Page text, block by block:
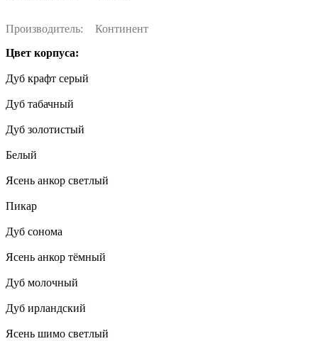
Производитель:
Континент
Цвет корпуса:
Дуб крафт серый
Дуб табачный
Дуб золотистый
Белый
Ясень анкор светлый
Пикар
Дуб сонома
Ясень анкор тёмный
Дуб молочный
Дуб ирландский
Ясень шимо светлый